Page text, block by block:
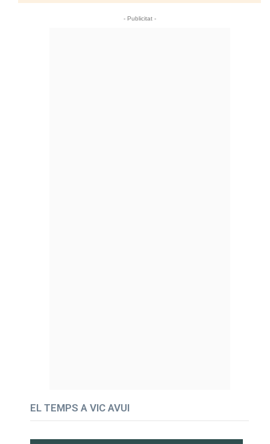
- Publicitat -
EL TEMPS A VIC AVUI